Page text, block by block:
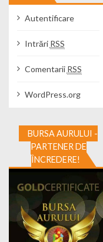
Autentificare
Intrări RSS
Comentarii RSS
WordPress.org
BURSA AURULUI -
PARTENER DE
ÎNCREDERE!